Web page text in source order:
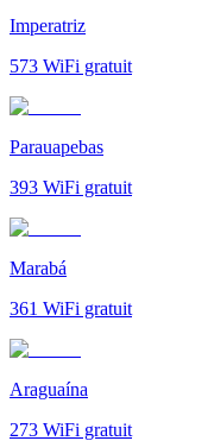
Imperatriz
573 WiFi gratuit
Parauapebas
393 WiFi gratuit
Marabá
361 WiFi gratuit
Araguaína
273 WiFi gratuit